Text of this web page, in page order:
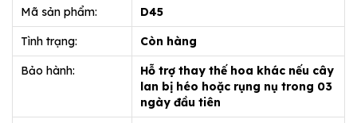
Mã sản phẩm: D45
Tình trạng: Còn hàng
Bảo hành:
Hỗ trợ thay thế hoa khác nếu cây
lan bị héo hoặc rụng nụ trong 03
ngày đầu tiên